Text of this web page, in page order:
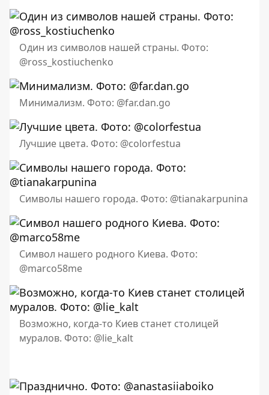
Один из символов нашей страны. Фото:
@ross_kostiuchenko
Минимализм. Фото: @far.dan.go
Лучшие цвета. Фото: @colorfestua
Символы нашего города. Фото: @tianakarpunina
Символ нашего родного Киева. Фото:
@marco58me
Возможно, когда-то Киев станет столицей
муралов. Фото: @lie_kalt